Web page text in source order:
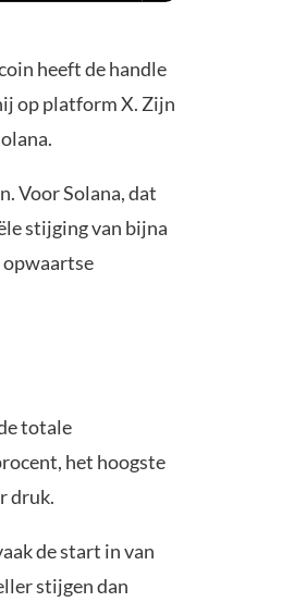
heeft de handle
op platform X. Zijn
Voor Solana, dat
stijging van bijna
opwaartse
totale
het hoogste
druk.
de start in van
stijgen dan